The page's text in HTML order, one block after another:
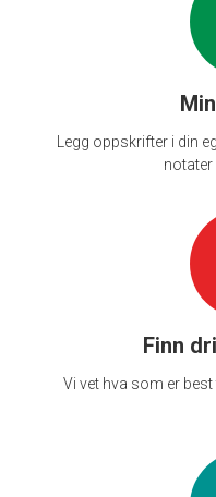
Legg oppskrifter i din
notater
Finn
Vi vet hva som er